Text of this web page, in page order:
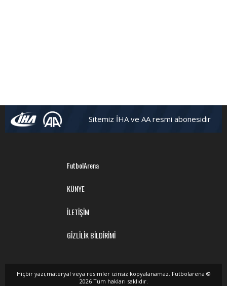
Sitemiz İHA ve AA resmi abonesidir
FutbolArena
KÜNYE
İLETİŞİM
GİZLİLİK BİLDİRİMİ
Hiçbir yazı,materyal veya resimler izinsiz kopyalanamaz. Futbolarena ©
2026 Tüm hakları saklıdır.